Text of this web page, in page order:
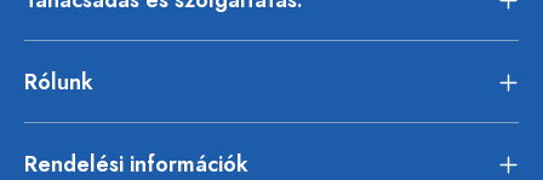
Rólunk
Rendelési információk